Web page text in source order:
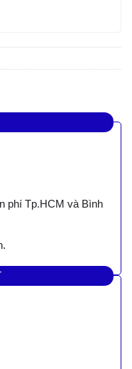
phí Tp.HCM và Bình